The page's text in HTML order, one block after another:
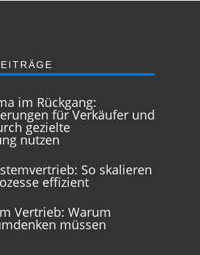
im Rückgang:
für Verkäufer und
gezielte
nutzen
So skalieren
effizient
Vertrieb: Warum
müssen